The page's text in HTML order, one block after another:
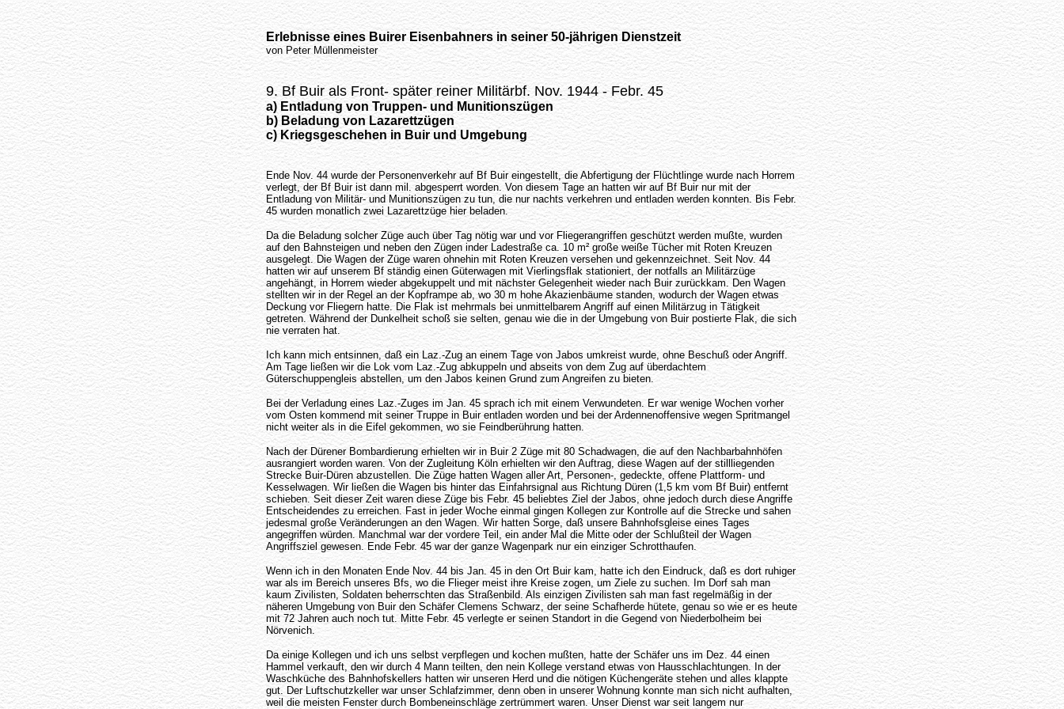
Erlebnisse eines Buirer Eisenbahners in seiner 50-jährigen Dienstzeit
von Peter Müllenmeister
9. Bf Buir als Front- später reiner Militärbf. Nov. 1944 - Febr. 45
a) Entladung von Truppen- und Munitionszügen
b) Beladung von Lazarettzügen
c) Kriegsgeschehen in Buir und Umgebung
Ende Nov. 44 wurde der Personenverkehr auf Bf Buir eingestellt, die Abfertigung der Flüchtlinge wurde nach Horrem
verlegt, der Bf Buir ist dann mil. abgesperrt worden. Von diesem Tage an hatten wir auf Bf Buir nur mit der
Entladung von Militär- und Munitionszügen zu tun, die nur nachts verkehren und entladen werden konnten. Bis Febr.
45 wurden monatlich zwei Lazarettzüge hier beladen.
Da die Beladung solcher Züge auch über Tag nötig war und vor Fliegerangriffen geschützt werden mußte, wurden
auf den Bahnsteigen und neben den Zügen inder Ladestraße ca. 10 m² große weiße Tücher mit Roten Kreuzen
ausgelegt. Die Wagen der Züge waren ohnehin mit Roten Kreuzen versehen und gekennzeichnet. Seit Nov. 44
hatten wir auf unserem Bf ständig einen Güterwagen mit Vierlingsflak stationiert, der notfalls an Militärzüge
angehängt, in Horrem wieder abgekuppelt und mit nächster Gelegenheit wieder nach Buir zurückkam. Den Wagen
stellten wir in der Regel an der Kopframpe ab, wo 30 m hohe Akazienbäume standen, wodurch der Wagen etwas
Deckung vor Fliegern hatte. Die Flak ist mehrmals bei unmittelbarem Angriff auf einen Militärzug in Tätigkeit
getreten. Während der Dunkelheit schoß sie selten, genau wie die in der Umgebung von Buir postierte Flak, die sich
nie verraten hat.
Ich kann mich entsinnen, daß ein Laz.-Zug an einem Tage von Jabos umkreist wurde, ohne Beschuß oder Angriff.
Am Tage ließen wir die Lok vom Laz.-Zug abkuppeln und abseits von dem Zug auf überdachtem
Güterschuppengleis abstellen, um den Jabos keinen Grund zum Angreifen zu bieten.
Bei der Verladung eines Laz.-Zuges im Jan. 45 sprach ich mit einem Verwundeten. Er war wenige Wochen vorher
vom Osten kommend mit seiner Truppe in Buir entladen worden und bei der Ardennenoffensive wegen Spritmangel
nicht weiter als in die Eifel gekommen, wo sie Feindberührung hatten.
Nach der Dürener Bombardierung erhielten wir in Buir 2 Züge mit 80 Schadwagen, die auf den Nachbarbahnhöfen
ausrangiert worden waren. Von der Zugleitung Köln erhielten wir den Auftrag, diese Wagen auf der stillliegenden
Strecke Buir-Düren abzustellen. Die Züge hatten Wagen aller Art, Personen-, gedeckte, offene Plattform- und
Kesselwagen. Wir ließen die Wagen bis hinter das Einfahrsignal aus Richtung Düren (1,5 km vom Bf Buir) entfernt
schieben. Seit dieser Zeit waren diese Züge bis Febr. 45 beliebtes Ziel der Jabos, ohne jedoch durch diese Angriffe
Entscheidendes zu erreichen. Fast in jeder Woche einmal gingen Kollegen zur Kontrolle auf die Strecke und sahen
jedesmal große Veränderungen an den Wagen. Wir hatten Sorge, daß unsere Bahnhofsgleise eines Tages
angegriffen würden. Manchmal war der vordere Teil, ein ander Mal die Mitte oder der Schlußteil der Wagen
Angriffsziel gewesen. Ende Febr. 45 war der ganze Wagenpark nur ein einziger Schrotthaufen.
Wenn ich in den Monaten Ende Nov. 44 bis Jan. 45 in den Ort Buir kam, hatte ich den Eindruck, daß es dort ruhiger
war als im Bereich unseres Bfs, wo die Flieger meist ihre Kreise zogen, um Ziele zu suchen. Im Dorf sah man
kaum Zivilisten, Soldaten beherrschten das Straßenbild. Als einzigen Zivilisten sah man fast regelmäßig in der
näheren Umgebung von Buir den Schäfer Clemens Schwarz, der seine Schafherde hütete, genau so wie er es heute
mit 72 Jahren auch noch tut. Mitte Febr. 45 verlegte er seinen Standort in die Gegend von Niederbolheim bei
Nörvenich.
Da einige Kollegen und ich uns selbst verpflegen und kochen mußten, hatte der Schäfer uns im Dez. 44 einen
Hammel verkauft, den wir durch 4 Mann teilten, den nein Kollege verstand etwas von Hausschlachtungen. In der
Waschküche des Bahnhofskellers hatten wir unseren Herd und die nötigen Küchengeräte stehen und alles klappte
gut. Der Luftschutzkeller war unser Schlafzimmer, denn oben in unserer Wohnung konnte man sich nicht aufhalten,
weil die meisten Fenster durch Bombeneinschläge zertrümmert waren. Unser Dienst war seit langem nur